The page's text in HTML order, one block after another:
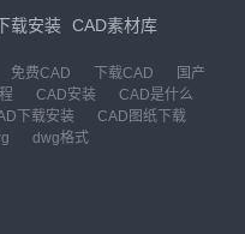
载安装 CAD素材库
免费CAD 下载CAD
国产
CAD安装
CAD是什么
下载安装
CAD图纸下载
dwg格式